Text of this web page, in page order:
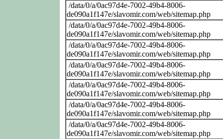
/data/0/a/0ac97d4e-7002-49b4-8006-
de090a1f147e/slavomir.com/web/sitemap.php
/data/0/a/0ac97d4e-7002-49b4-8006-
de090a1f147e/slavomir.com/web/sitemap.php
/data/0/a/0ac97d4e-7002-49b4-8006-
de090a1f147e/slavomir.com/web/sitemap.php
/data/0/a/0ac97d4e-7002-49b4-8006-
de090a1f147e/slavomir.com/web/sitemap.php
/data/0/a/0ac97d4e-7002-49b4-8006-
de090a1f147e/slavomir.com/web/sitemap.php
/data/0/a/0ac97d4e-7002-49b4-8006-
de090a1f147e/slavomir.com/web/sitemap.php
/data/0/a/0ac97d4e-7002-49b4-8006-
de090a1f147e/slavomir.com/web/sitemap.php